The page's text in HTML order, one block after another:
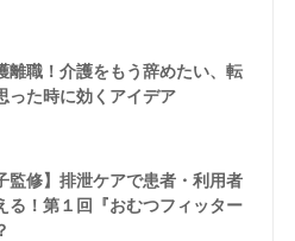
離職！介護をもう辞めたい、転
った時に効くアイデア
監修】排泄ケアで患者・利用者
る！第１回『おむつフィッター